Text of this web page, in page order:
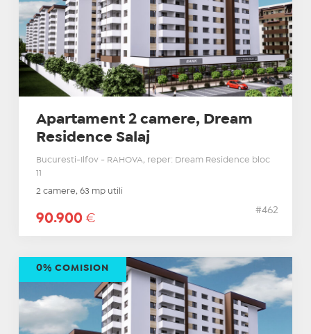
Apartament 2 camere, Dream
Residence Salaj
Bucuresti-Ilfov - RAHOVA, reper: Dream Residence bloc
11
2 camere, 63 mp utili
90.900 €
#462
0% COMISION